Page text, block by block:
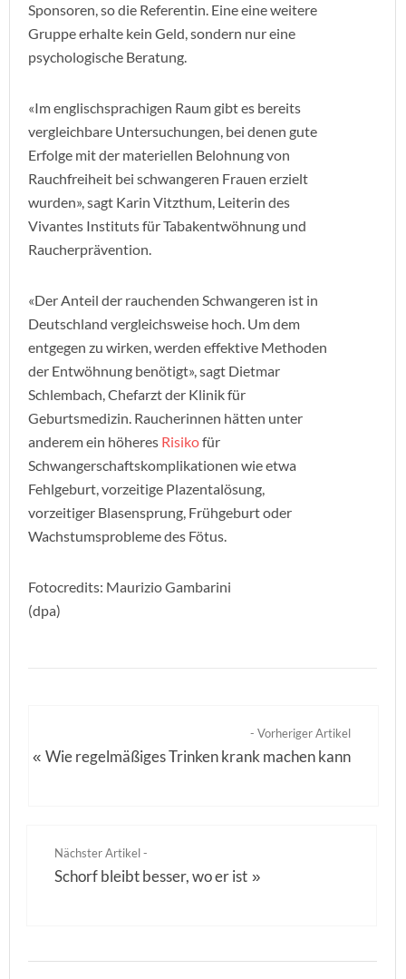
Sponsoren, so die Referentin. Eine eine weitere
Gruppe erhalte kein Geld, sondern nur eine
psychologische Beratung.
«Im englischsprachigen Raum gibt es bereits
vergleichbare Untersuchungen, bei denen gute
Erfolge mit der materiellen Belohnung von
Rauchfreiheit bei schwangeren Frauen erzielt
wurden», sagt Karin Vitzthum, Leiterin des
Vivantes Instituts für Tabakentwöhnung und
Raucherprävention.
«Der Anteil der rauchenden Schwangeren ist in
Deutschland vergleichsweise hoch. Um dem
entgegen zu wirken, werden effektive Methoden
der Entwöhnung benötigt», sagt Dietmar
Schlembach, Chefarzt der Klinik für
Geburtsmedizin. Raucherinnen hätten unter
anderem ein höheres Risikofür
Schwangerschaftskomplikationen wie etwa
Fehlgeburt, vorzeitige Plazentalösung,
vorzeitiger Blasensprung, Frühgeburt oder
Wachstumsprobleme des Fötus.
Fotocredits: Maurizio Gambarini
(dpa)
- Vorheriger Artikel
«Wie regelmäßiges Trinken krank machen kann
Nächster Artikel -
Schorf bleibt besser, wo er ist »